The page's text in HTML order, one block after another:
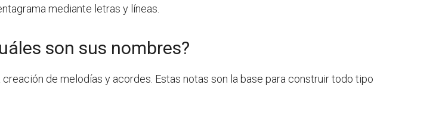
mediante letras y líneas.
son sus nombres?
de melodías y acordes. Estas notas son la base para construir todo tipo